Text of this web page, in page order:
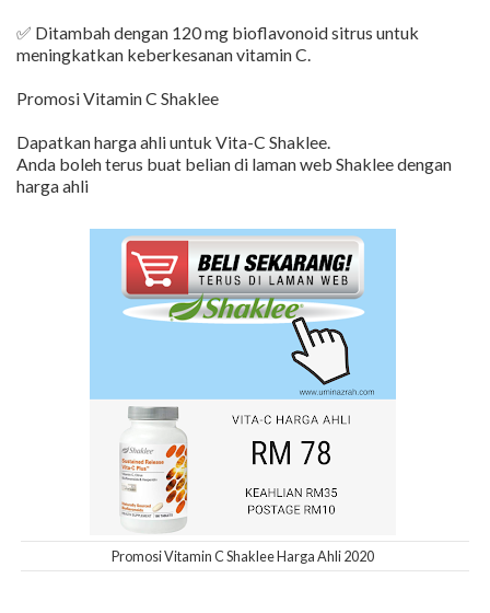
✅ Ditambah dengan 120 mg bioflavonoid sitrus untuk
meningkatkan keberkesanan vitamin C.
Promosi Vitamin C Shaklee
Dapatkan harga ahli untuk Vita-C Shaklee.
Anda boleh terus buat belian di laman web Shaklee dengan
harga ahli
Promosi Vitamin C Shaklee Harga Ahli 2020